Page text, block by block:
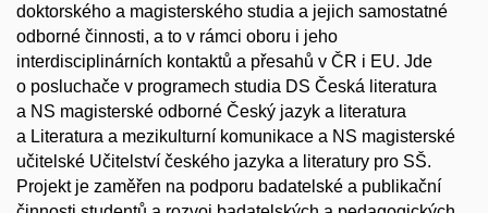
doktorského a magisterského studia a jejich samostatné
odborné činnosti, a to v rámci oboru i jeho
interdisciplinárních kontaktů a přesahů v ČR i EU. Jde
o posluchače v programech studia DS Česká literatura
a NS magisterské odborné Český jazyk a literatura
a Literatura a mezikulturní komunikace a NS magisterské
učitelské Učitelství českého jazyka a literatury pro SŠ.
Projekt je zaměřen na podporu badatelské a publikační